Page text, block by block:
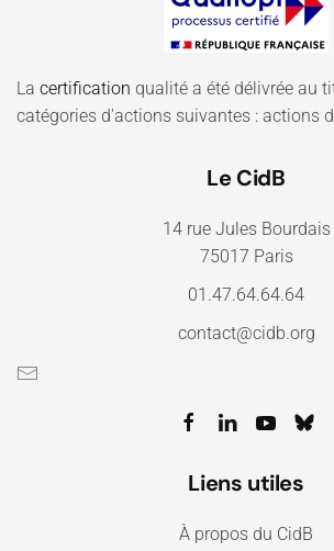
La certification qualité a été délivrée au
catégories d'actions suivantes : actions
Le CidB
14 rue Jules Bourdais
75017 Paris
01.47.64.64.64
contact@cidb.org
Liens utiles
À propos du CidB